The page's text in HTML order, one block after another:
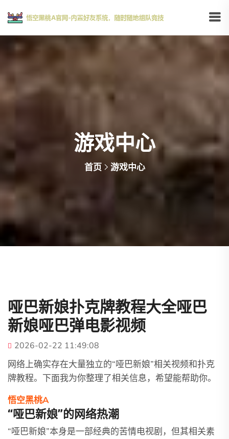
游戏中心
首页 游戏中心
哑巴新娘扑克牌教程大全哑巴
新娘哑巴弹电影视频
2026-02-22 11:49:08
网络上确实存在大量独立的“哑巴新娘”相关视频和扑克
牌教程。下面我为你整理了相关信息，希望能帮助你。
悟空黑桃A
“哑巴新娘”的网络热潮
“哑巴新娘”本身是一部经典的苦情电视剧，但其相关素